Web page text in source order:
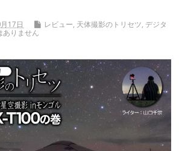
17日 レビュー, 天体撮影のトリセツ, デジタ
ありません